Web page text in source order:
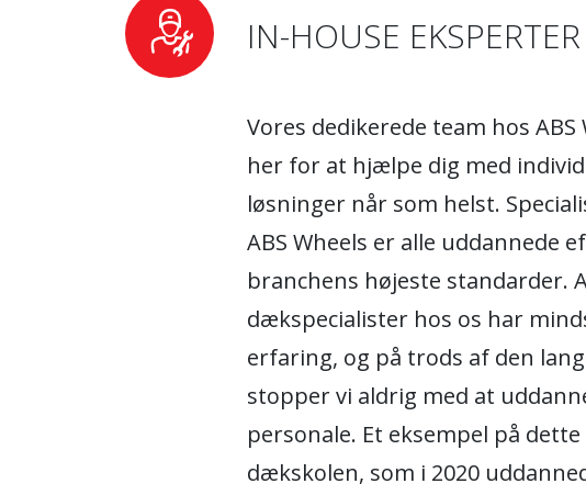
IN-HOUSE EKSPERTER
Vores dedikerede team hos ABS
her for at hjælpe dig med
løsninger når som helst.
ABS Wheels er alle uddannede
branchens højeste standarder.
dækspecialister hos os har
erfaring, og på trods af den
stopper vi aldrig med at
personale. Et eksempel på
dækskolen, som i 2020